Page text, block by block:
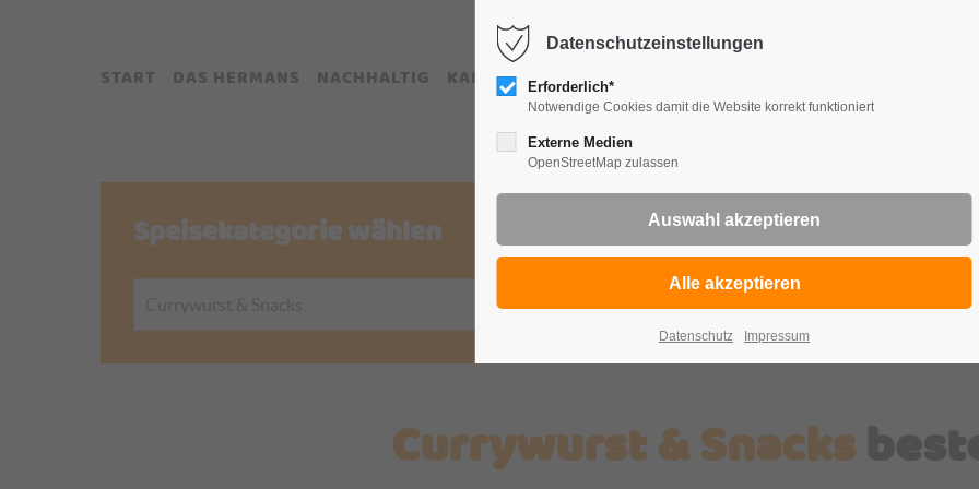
START DAS HERMANS NACHHALTIG KARTE
Speisekategorie wählen
Currywurst & Snacks
Datenschutzeinstellungen
Erforderlich*
Notwendige Cookies damit die Website korrekt funktioniert
Externe Medien
OpenStreetMap zulassen
Datenschutz Impressum